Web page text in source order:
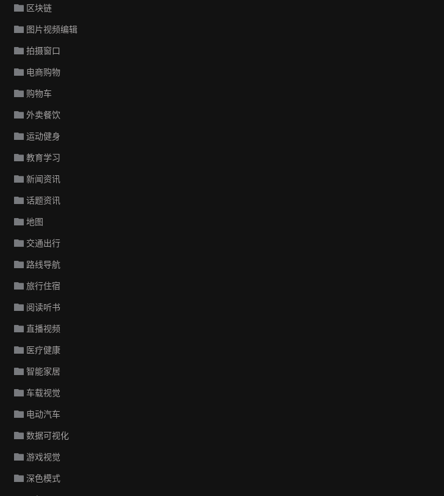
区块链
图片视频编辑
拍摄窗口
电商购物
购物车
外卖餐饮
运动健身
教育学习
新闻资讯
话题资讯
地图
交通出行
路线导航
旅行住宿
阅读听书
直播视频
医疗健康
智能家居
车载视觉
电动汽车
数据可视化
游戏视觉
深色模式